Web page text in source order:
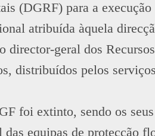
(DGRF) para a
atribuída àquela
director-geral dos
distribuídos pelos
foi extinto, sendo os
das equipas de protecção